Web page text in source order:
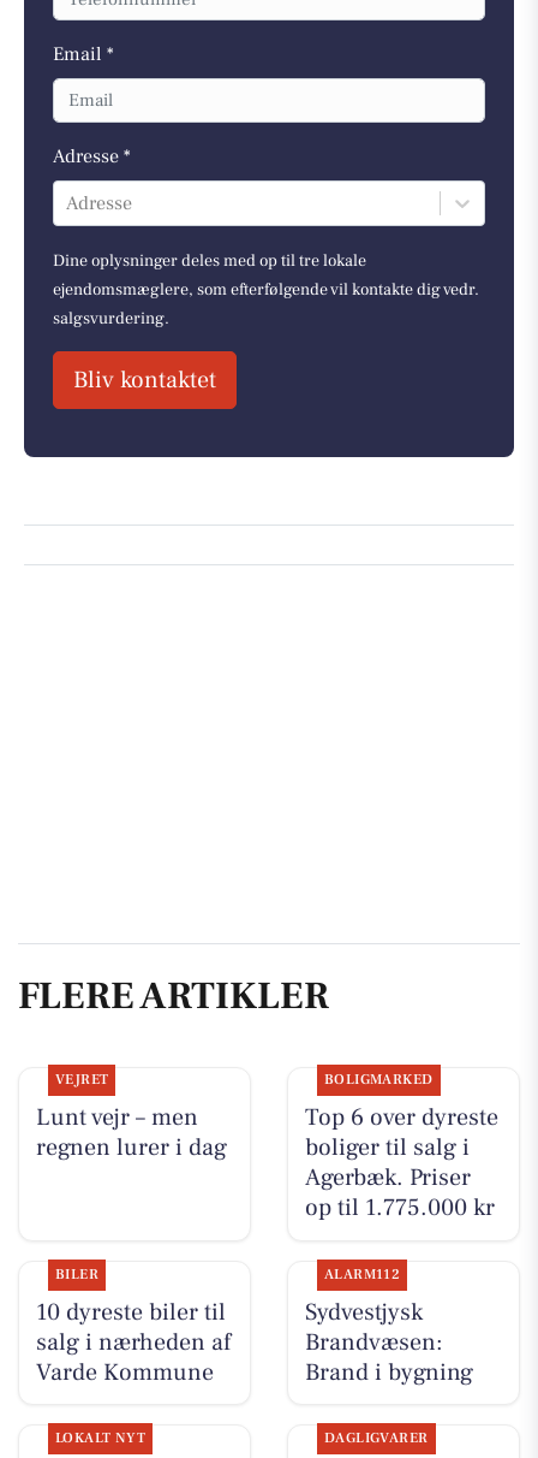
Email *
Adresse *
Adresse
Dine oplysninger deles med op til tre lokale
ejendomsmæglere, som efterfølgende vil kontakte dig vedr.
salgsvurdering.
Bliv kontaktet
FLERE ARTIKLER
VEJRET
Lunt vejr – men
regnen lurer i dag
BOLIGMARKED
Top 6 over dyreste
boliger til salg i
Agerbæk. Priser
op til 1.775.000 kr
BILER
10 dyreste biler til
salg i nærheden af
Varde Kommune
ALARM112
Sydvestjysk
Brandvæsen:
Brand i bygning
LOKALT NYT DAGLIGVARER